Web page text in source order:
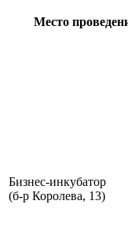
Место
Бизнес-инкубатор
(б-р Королева, 13)